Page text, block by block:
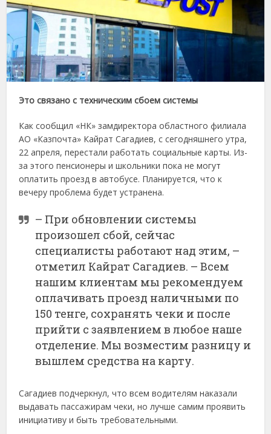
Это связано с техническим сбоем системы
Как сообщил «НК» замдиректора областного филиала
АО «Казпочта» Кайрат Сагадиев, с сегодняшнего утра,
22 апреля, перестали работать социальные карты. Из-
за этого пенсионеры и школьники пока не могут
оплатить проезд в автобусе. Планируется, что к
вечеру проблема будет устранена.
– При обновлении системы
произошел сбой, сейчас
специалисты работают над этим, –
отметил Кайрат Сагадиев. – Всем
нашим клиентам мы рекомендуем
оплачивать проезд наличными по
150 тенге, сохранять чеки и после
прийти с заявлением в любое наше
отделение. Мы возместим разницу и
вышлем средства на карту.
Сагадиев подчеркнул, что всем водителям наказали
выдавать пассажирам чеки, но лучше самим проявить
инициативу и быть требовательными.